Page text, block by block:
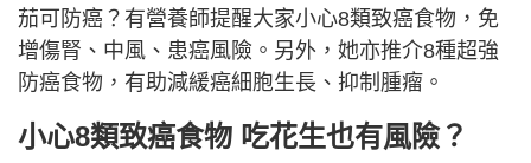
茄可防癌？有營養師提醒大家小心8類致癌食物，免
增傷腎、中風、患癌風險。另外，她亦推介8種超強
防癌食物，有助減緩癌細胞生長、抑制腫瘤。
小心8類致癌食物 吃花生也有風險？